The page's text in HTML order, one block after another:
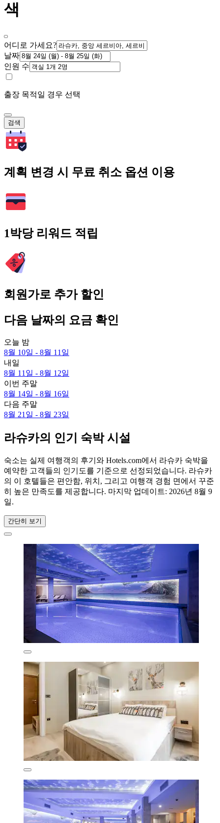
색
어디로 가세요?
날짜
인원 수
출장 목적일 경우 선택
검색
계획 변경 시 무료 취소 옵션 이용
1박당 리워드 적립
회원가로 추가 할인
다음 날짜의 요금 확인
오늘 밤
8월 10일 - 8월 11일
내일
8월 11일 - 8월 12일
이번 주말
8월 14일 - 8월 16일
다음 주말
8월 21일 - 8월 23일
라슈카의 인기 숙박 시설
숙소는 실제 여행객의 후기와 Hotels.com에서 라슈카 숙박을
예약한 고객들의 인기도를 기준으로 선정되었습니다. 라슈카
의 이 호텔들은 편안함, 위치, 그리고 여행객 경험 면에서 꾸준
히 높은 만족도를 제공합니다. 마지막 업데이트: 2026년 8월 9
일.
간단히 보기